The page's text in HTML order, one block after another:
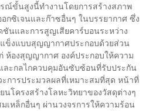
ณ์ขั้นสูงนี้ทำงานโดยการสร้างสภาพ
กซิเจนและก๊าซอื่นๆ ในบรรยากาศ ซึ่ง
ชันและการสูญเสียคาร์บอนระหว่าง
ข็งแบบสุญญากาศประกอบด้วยส่วน
ห้องสุญญากาศ องค์ประกอบให้ความ
ละกลไกควบคุมอันซับซ้อนที่รับประกัน
การประมวลผลที่เหมาะสมที่สุด หน้าที่
โครงสร้างโลหะวิทยาของวัสดุต่างๆ
เหล็กอื่นๆ ผ่านวงจรการให้ความร้อน